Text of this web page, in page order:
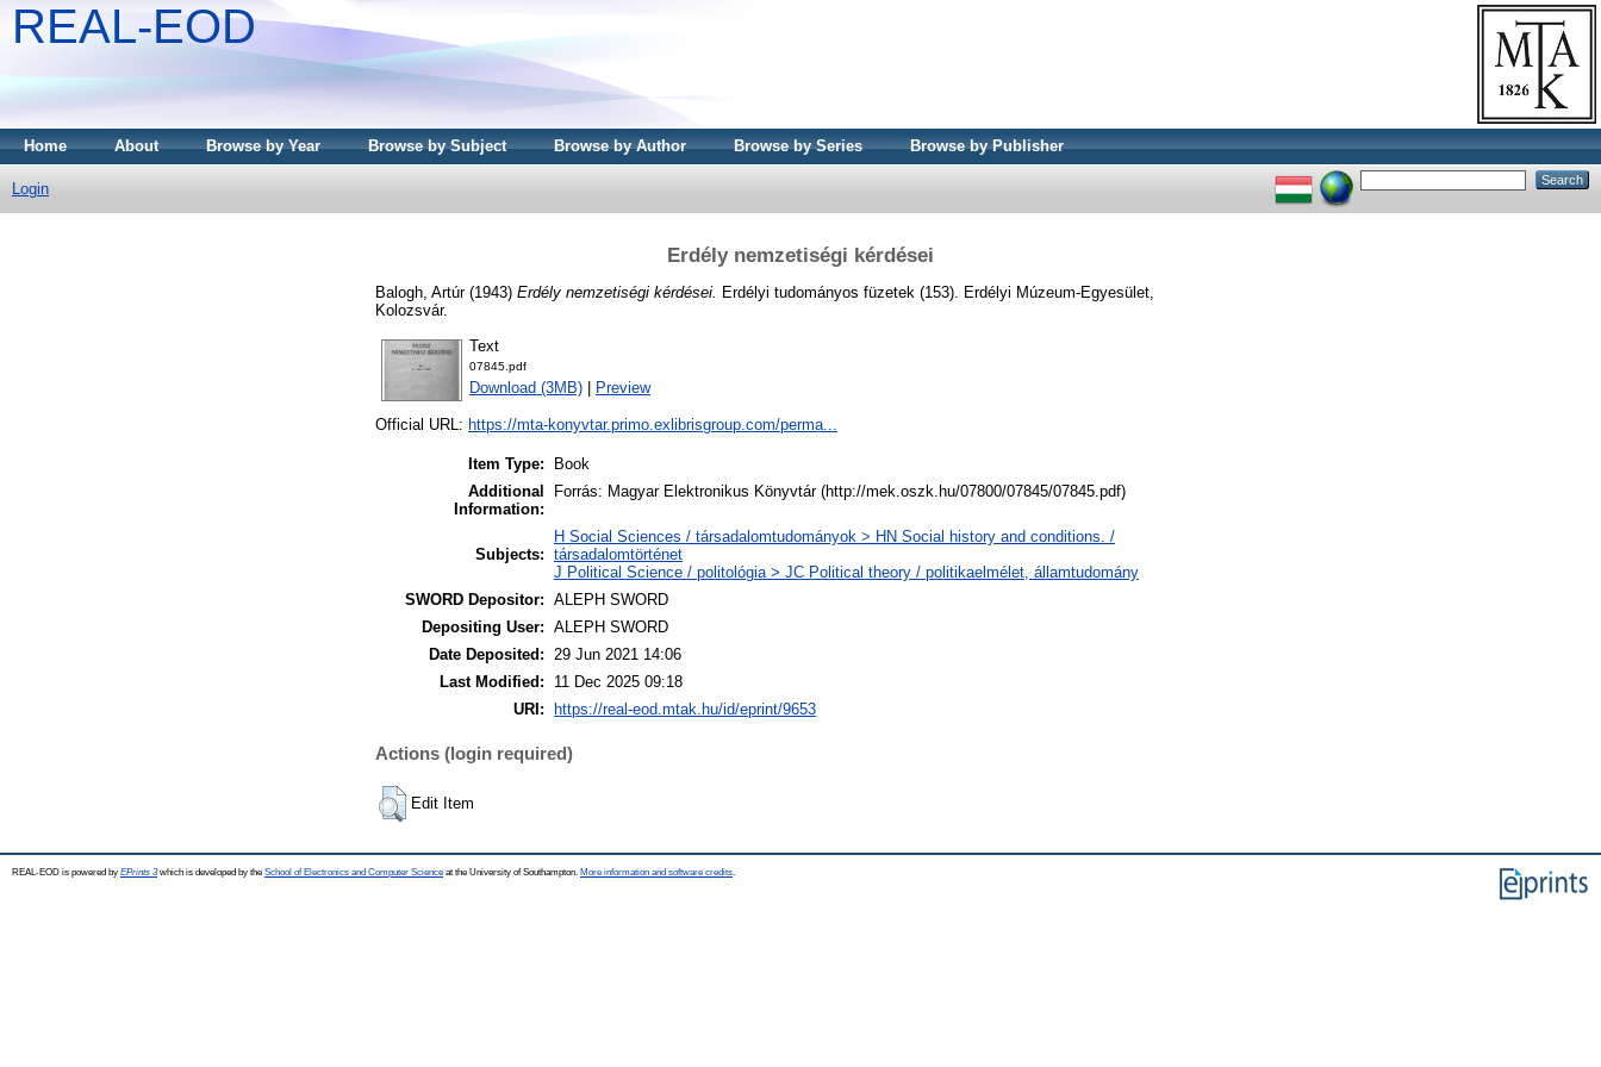
REAL-EOD
Home About Browse by Year Browse by Subject Browse by Author Browse by Series Browse by Publisher
Login
Erdély nemzetiségi kérdései
Balogh, Artúr(1943) Erdély nemzetiségi kérdései. Erdélyi tudományos füzetek (153). Erdélyi Múzeum-Egyesület,
Kolozsvár.
Text
07845.pdf
Download (3MB) Preview
Official URL: https://mta-konyvtar.primo.exlibrisgroup.com/perma...
Item Type:
Book
Additional
Information:
Forrás: Magyar Elektronikus Könyvtár (http://mek.oszk.hu/07800/07845/07845.pdf)
Subjects:
H Social Sciences / társadalomtudományok > HN Social history and conditions. /
társadalomtörténet
J Political Science / politológia > JC Political theory / politikaelmélet, államtudomány
SWORD Depositor: ALEPH SWORD
Depositing User: ALEPH SWORD
Date Deposited: 29 Jun 2021 14:06
Last Modified:
11 Dec 2025 09:18
URI:
https://real-eod.mtak.hu/id/eprint/9653
Actions (login required)
Edit Item
REAL-EOD is powered by EPrints 3which is developed by the School of Electronics and Computer Science at the University of Southampton. More information and software credits